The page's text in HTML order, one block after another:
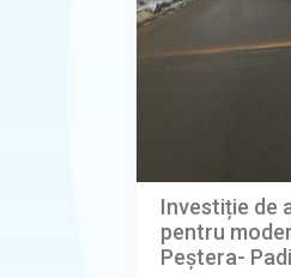
Investiție de
pentru
Peștera-